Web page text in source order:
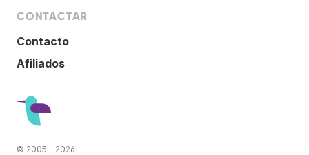
CONTACTAR
Contacto
Afiliados
© 2005 - 2026